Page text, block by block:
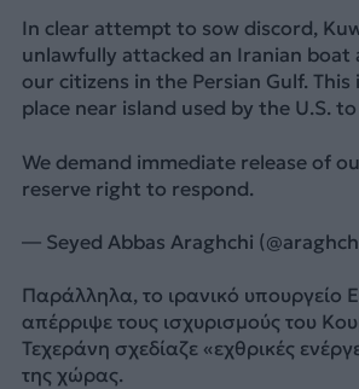
In clear attempt to sow discord,
unlawfully attacked an Iranian boat
our citizens in the Persian Gulf.
place near island used by the U.S.
We demand immediate release of
reserve right to respond.
— Seyed Abbas Araghchi
Παράλληλα, το ιρανικό υπουργείο
απέρριψε τους ισχυρισμούς του
Τεχεράνη σχεδίαζε «εχθρικές
της χώρας.